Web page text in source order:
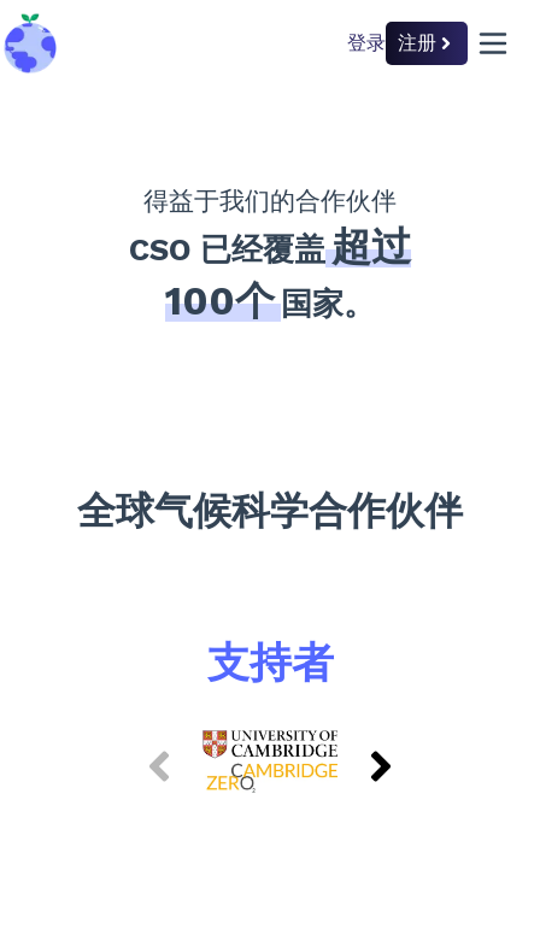
back to home 登录 注册 open
得益于我们的合作伙伴
CSO 已经覆盖 超过
100个 国家。
全球气候科学合作伙伴
支持者